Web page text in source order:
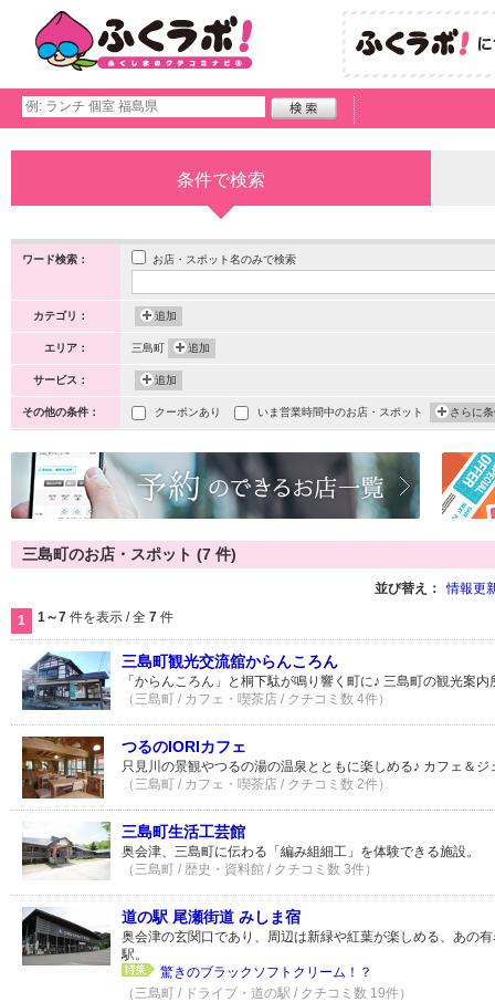
条件で検索
ワード検索： お店・スポット名のみで検索
カテゴリ： 追加
エリア： 三島町 追加
サービス： 追加
その他の条件： クーポンあり いま営業時間中のお店・スポット さらに
三島町のお店・スポット (7 件)
並び替え： 情報更
1 1～7 件を表示 / 全 7 件
三島町観光交流舘からんころん
「からんころん」と桐下駄が鳴り響く町に♪ 三島町の観光案内
（三島町 / カフェ・喫茶店 / クチコミ数 4件）
つるのIORIカフェ
只見川の景観やつるの湯の温泉とともに楽しめる♪ カフェ＆ジ
（三島町 / カフェ・喫茶店 / クチコミ数 2件）
三島町生活工芸館
奥会津、三島町に伝わる「編み組細工」を体験できる施設。
（三島町 / 歴史・資料館 / クチコミ数 3件）
道の駅 尾瀬街道 みしま宿
奥会津の玄関口であり、周辺は新緑や紅葉が楽しめる、あの
駅。
驚きのブラックソフトクリーム！？
（三島町 / ドライブ・道の駅 / クチコミ数 19件）